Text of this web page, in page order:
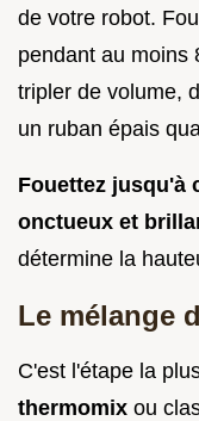
de votre robot.
pendant au moins
tripler de volume,
un ruban épais
Fouettez jusqu'à
onctueux et
détermine la
Le mélange
C'est l'étape la
thermomix ou